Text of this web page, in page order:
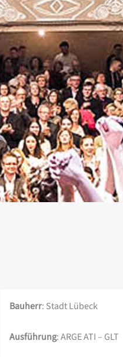
Bauherr: Stadt Lübeck
Ausführung: ARGE ATI – GLT